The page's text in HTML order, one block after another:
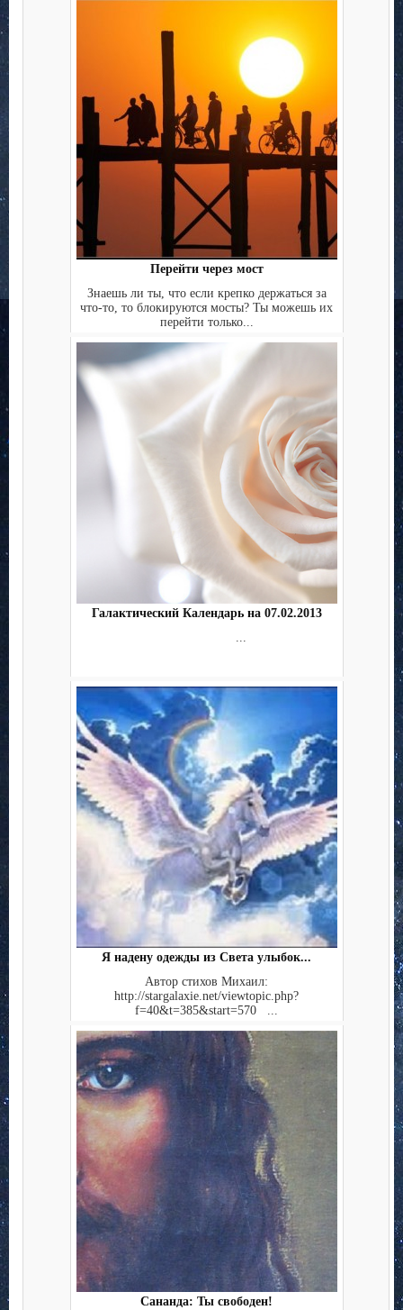
Перейти через мост
Знаешь ли ты, что если крепко держаться за
что-то, то блокируются мосты? Ты можешь их
перейти только...
Галактический Календарь на 07.02.2013
Я надену одежды из Света улыбок...
Автор стихов Михаил:
http://stargalaxie.net/viewtopic.php?
f=40&t=385&start=570 ...
Сананда: Ты свободен!